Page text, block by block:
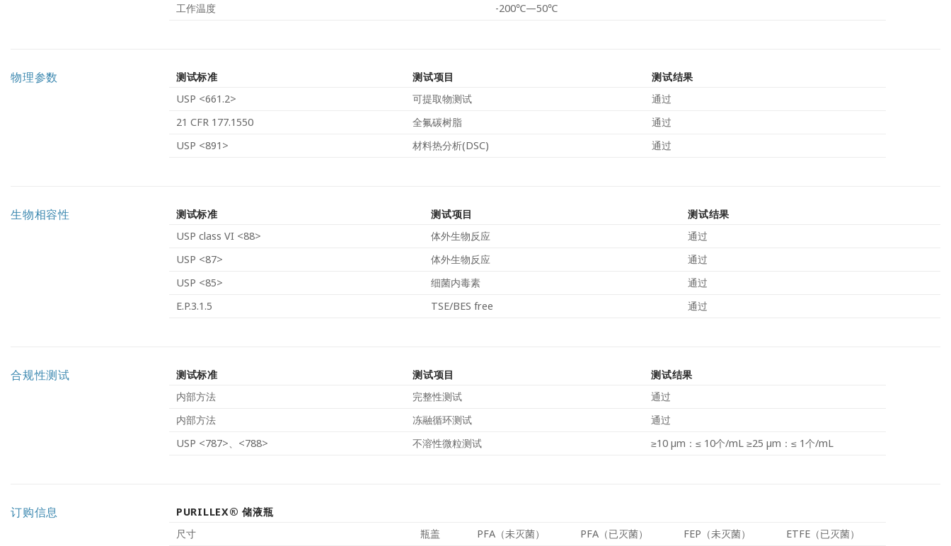
工作温度
-200℃—50℃
物理参数 测试标准 测试项目
测试结果
USP <661.2>
可提取物测试
通过
21 CFR 177.1550
全氟碳树脂
通过
USP <891>
材料热分析(DSC) 通过
生物相容性 测试标准 测试项目
测试结果
USP class VI <88>
体外生物反应
通过
USP <87>
体外生物反应
通过
USP <85>
细菌内毒素
通过
E.P.3.1.5
TSE/BES free 通过
合规性测试 测试标准 测试项目
测试结果
内部方法
完整性测试
通过
内部方法
冻融循环测试
通过
USP <787>、<788>
不溶性微粒测试 ≥10 µm：≤ 10个/mL ≥25 µm：≤ 1个/mL
订购信息
PURILLEX® 储液瓶
尺寸
瓶盖 PFA（未灭菌） PFA（已灭菌） FEP（未灭菌）
ETFE（已灭菌）